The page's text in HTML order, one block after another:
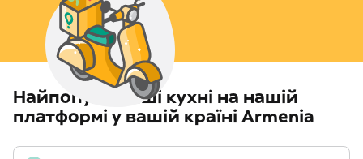
Найпопулярніші кухні на нашій
платформі у вашій країні Armenia